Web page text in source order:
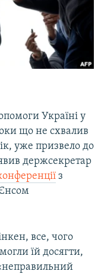
Україні у
що не схвалив
уже призвело до
держсекретар
з
все, чого
їй досягти,